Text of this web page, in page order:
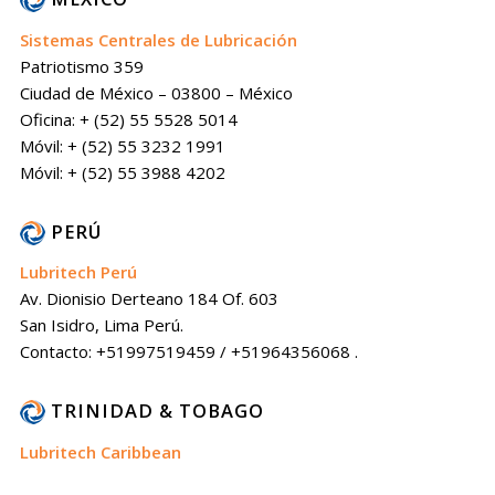
Sistemas Centrales de Lubricación
Patriotismo 359
Ciudad de México – 03800 – México
Oficina: + (52) 55 5528 5014
Móvil: + (52) 55 3232 1991
Móvil: + (52) 55 3988 4202
PERÚ
Lubritech Perú
Av. Dionisio Derteano 184 Of. 603
San Isidro, Lima Perú.
Contacto: +51997519459 / +51964356068 .
TRINIDAD & TOBAGO
Lubritech Caribbean